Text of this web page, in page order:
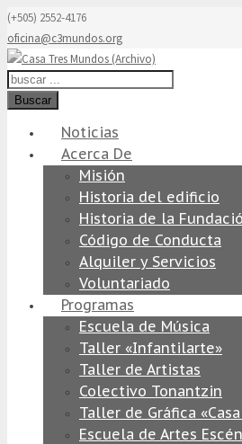
(+505) 2552-4176
oficina@c3mundos.org
Buscar
Noticias
Acerca De
Misión
Historia del edificio
Historia de la
Código de Conducta
Alquiler y Servicios
Voluntariado
Programas
Escuela de Música
Taller «Infantilarte»
Taller de Artistas
Colectivo Tonantzin
Taller de Gráfica
Escuela de Artes